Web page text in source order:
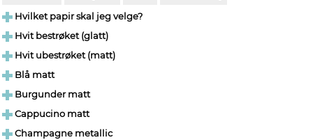
Hvilket papir skal jeg velge?
Hvit bestrøket (glatt)
Hvit ubestrøket (matt)
Blå matt
Burgunder matt
Cappucino matt
Champagne metallic